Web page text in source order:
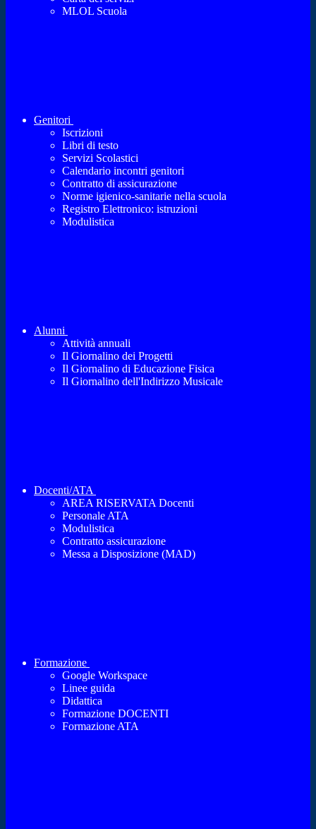
MLOL Scuola
Genitori
Iscrizioni
Libri di testo
Servizi Scolastici
Calendario incontri genitori
Contratto di assicurazione
Norme igienico-sanitarie nella scuola
Registro Elettronico: istruzioni
Modulistica
Alunni
Attività annuali
Il Giornalino dei Progetti
Il Giornalino di Educazione Fisica
Il Giornalino dell'Indirizzo Musicale
Docenti/ATA
AREA RISERVATA Docenti
Personale ATA
Modulistica
Contratto assicurazione
Messa a Disposizione (MAD)
Formazione
Google Workspace
Linee guida
Didattica
Formazione DOCENTI
Formazione ATA